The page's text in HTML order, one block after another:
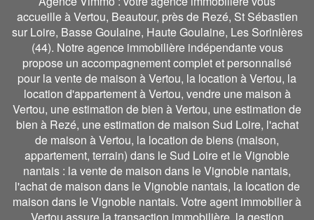
accueille à Vertou, Beautour, près de Rezé, St Sébastien
sur Loire, Basse Goulaine, Haute Goulaine, Les Sorinières
(44). Notre agence immobilière indépendante vous
propose un accompagnement complet et personnalisé
pour la vente de maison à Vertou, la location à Vertou, la
location d'appartement à Vertou, vendre une maison à
Vertou, une estimation de bien à Vertou, une estimation de
bien à Rezé, une estimation de maison Sud Loire, l'achat
de maison à Vertou, la location de biens (maison,
appartement, terrain) dans le Sud Loire et le Vignoble
nantais : la vente de maison dans le Vignoble nantais,
l'achat de maison dans le Vignoble nantais, la location de
maison dans le Vignoble nantais. Votre agent immobilier à